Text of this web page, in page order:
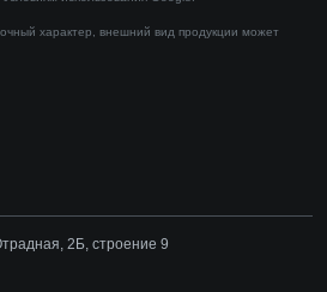
характер, внешний вид продукции может
2Б, строение 9